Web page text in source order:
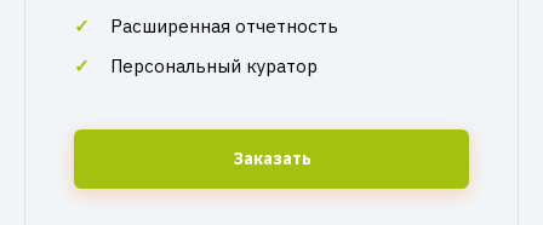
Расширенная отчетность
Персональный куратор
Заказать